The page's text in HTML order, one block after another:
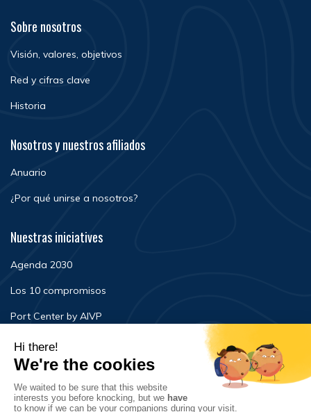
Sobre nosotros
Visión, valores, objetivos
Red y cifras clave
Historia
Nosotros y nuestros afiliados
Anuario
¿Por qué unirse a nosotros?
Nuestras iniciatives
Agenda 2030
Los 10 compromisos
Port Center by AIVP
Noticias
Eventos